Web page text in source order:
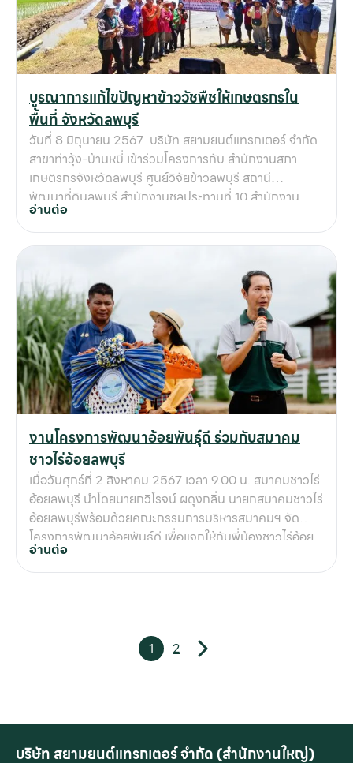
บูรณาการแก้ไขปัญหาข้าววัชพืชให้เกษตรกรใน
พื้นที่ จังหวัดลพบุรี
วันที่ 8 มิถุนายน 2567 บริษัท สยามยนต์แทรกเตอร์ จำกัด
สาขาท่าวุ้ง-บ้านหมี่ เข้าร่วมโครงการกับ สำนักงานสภา
เกษตรกรจังหวัดลพบุรี ศูนย์วิจัยข้าวลพบุรี สถานี
พัฒนาที่ดินลพบุรี สำนักงานชลประทานที่ 10 สำนักงาน
เกษตรอำเภอบ้านหมี่ ในการแก้ไขปัญหาการระบาดของข้าว
วัชพืชของเกษตรกรในพื้นที่นำร่อง 3 อำเภอ ได้แก่ อ.บ้านหมี่
ธุรกิจรถดำนาสยามยนต์ฯ เข้าร่วมสนับสนุนการปลูกข้าว
ด้วยดำนา เพื่อทดสอบการลดปัญหาข้าววัชพืช (ข้าวดีดข้าว
เด้ง) และการใช้รถดำนาทำให้ต้นข้าวเป็นแถว แตกกอได้ดี
ประหยัดเมล็ดพันธุ์ สามารถจัดการวัชพืชได้ง่าย ช่วยลด
ต้นทุน เพิ่มผลผลิต มีกำไรที่มากขึ้น
อ่านต่อ
งานโครงการพัฒนาอ้อยพันธุ์ดี ร่วมกับสมาคม
ชาวไร่อ้อยลพบุรี
เมื่อวันศุกร์ที่ 2 สิงหาคม 2567 เวลา 9.00 น. สมาคมชาวไร่
อ้อยลพบุรี นำโดยนายกวิโรจน์ ผดุงกลิ่น นายกสมาคมชาวไร่
อ้อยลพบุรีพร้อมด้วยคณะกรรมการบริหารสมาคมฯ จัด
โครงการพัฒนาอ้อยพันธุ์ดี เพื่อแจกให้กับพี่น้องชาวไร่อ้อย
ได้นำไปเพาะปลูกขยายพันธุ์ต่อไป ในพิธีเปิดโครงการได้รับ
เกียรติจากคุณพหล วรปัญญา ที่ปรึกษากระทรวงเกษตรและ
สนับสนุนอาหาร เครื่องดื่มและของรางวัล นำโดยคุณคงกฤช
เผ่าตระกูล ผู้บริหารและบุคลากรเข้าร่วมกิจกรรมดังกล่าว
อ่านต่อ
1 2
บริษัท สยามยนต์แทรกเตอร์ จำกัด (สำนักงานใหญ่)